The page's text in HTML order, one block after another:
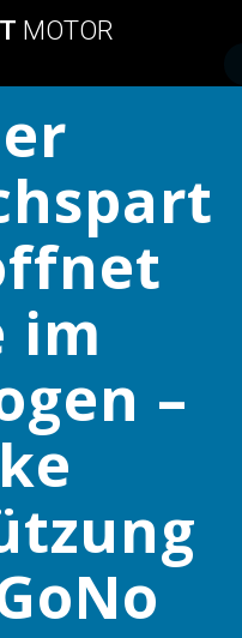
MOTOR
im
–